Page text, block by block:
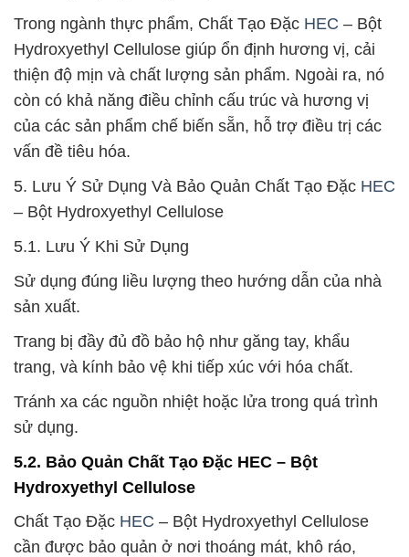
Trong ngành thực phẩm, Chất Tạo Đặc HEC – Bột
Hydroxyethyl Cellulose giúp ổn định hương vị, cải
thiện độ mịn và chất lượng sản phẩm. Ngoài ra, nó
còn có khả năng điều chỉnh cấu trúc và hương vị
của các sản phẩm chế biến sẵn, hỗ trợ điều trị các
vấn đề tiêu hóa.
5. Lưu Ý Sử Dụng Và Bảo Quản Chất Tạo Đặc HEC
– Bột Hydroxyethyl Cellulose
5.1. Lưu Ý Khi Sử Dụng
Sử dụng đúng liều lượng theo hướng dẫn của nhà
sản xuất.
Trang bị đầy đủ đồ bảo hộ như găng tay, khẩu
trang, và kính bảo vệ khi tiếp xúc với hóa chất.
Tránh xa các nguồn nhiệt hoặc lửa trong quá trình
sử dụng.
5.2. Bảo Quản Chất Tạo Đặc HEC – Bột
Hydroxyethyl Cellulose
Chất Tạo Đặc HEC – Bột Hydroxyethyl Cellulose
cần được bảo quản ở nơi thoáng mát, khô ráo,